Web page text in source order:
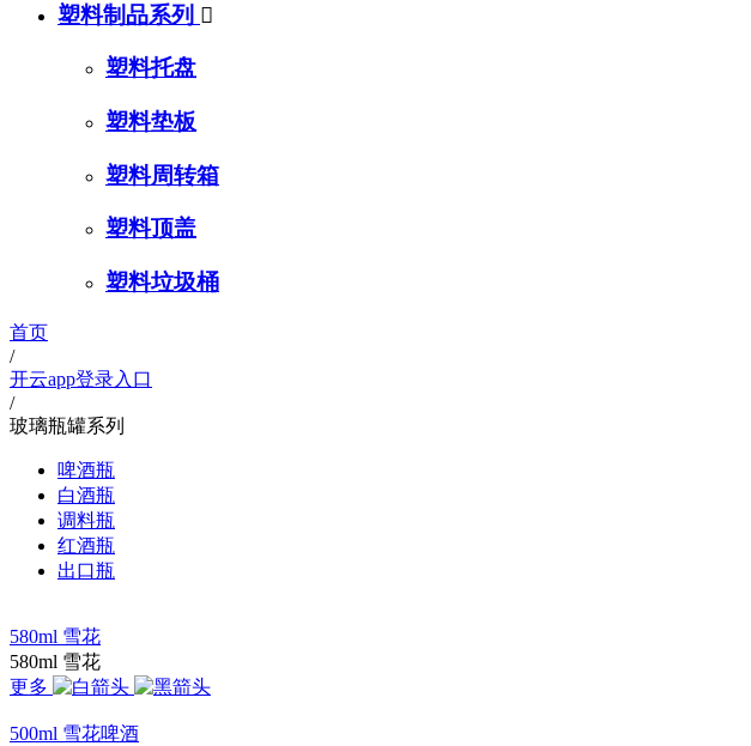
塑料制品系列 
塑料托盘
塑料垫板
塑料周转箱
塑料顶盖
塑料垃圾桶
首页
/
开云app登录入口
/
玻璃瓶罐系列
啤酒瓶
白酒瓶
调料瓶
红酒瓶
出口瓶
580ml 雪花
580ml 雪花
更多
500ml 雪花啤酒